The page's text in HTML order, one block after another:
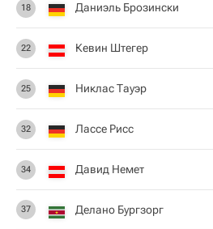
18 Даниэль Брозински
22 Кевин Штегер
25 Никлас Тауэр
32 Лассе Рисс
34 Давид Немет
37 Делано Бургзорг